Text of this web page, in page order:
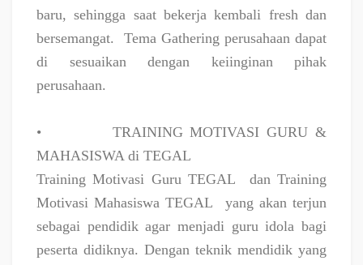
baru, sehingga saat bekerja kembali fresh dan
bersemangat.
Tema Gathering perusahaan dapat
di sesuaikan dengan keiinginan pihak
perusahaan.
•
TRAINING MOTIVASI GURU &
MAHASISWA di TEGAL
Training Motivasi Guru TEGAL
dan Training
Motivasi Mahasiswa TEGAL
yang akan terjun
sebagai pendidik agar menjadi guru idola bagi
peserta didiknya. Dengan teknik mendidik yang